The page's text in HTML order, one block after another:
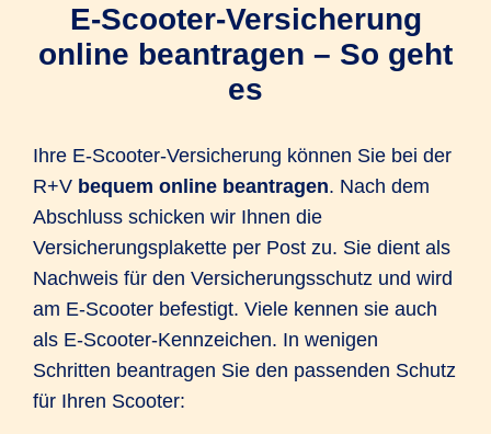
E-Scooter-Versicherung
online beantragen – So geht
es
Ihre E-Scooter-Versicherung können Sie bei der
R+V bequem online beantragen. Nach dem
Abschluss schicken wir Ihnen die
Versicherungsplakette per Post zu. Sie dient als
Nachweis für den Versicherungsschutz und wird
am E-Scooter befestigt. Viele kennen sie auch
als E-Scooter-Kennzeichen. In wenigen
Schritten beantragen Sie den passenden Schutz
für Ihren Scooter: